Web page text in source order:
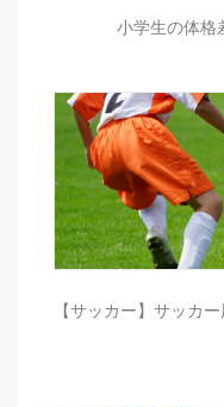
小学生の体格
【サッカー】サッカ